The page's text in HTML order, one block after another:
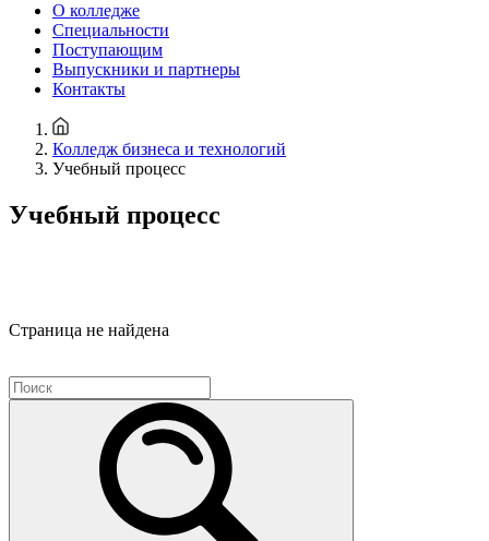
О колледже
Специальности
Поступающим
Выпускники и партнеры
Контакты
Колледж бизнеса и технологий
Учебный процесс
Учебный процесс
Страница не найдена